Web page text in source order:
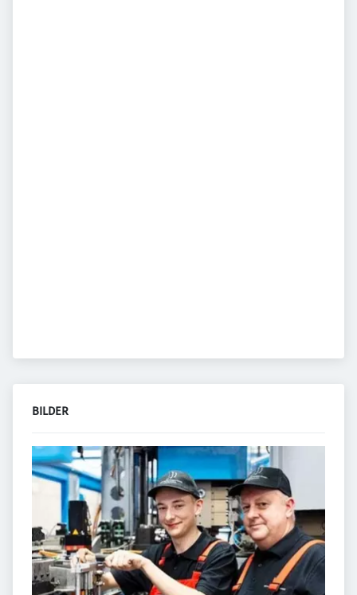
BILDER